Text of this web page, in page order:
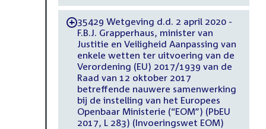
-35429 Wetgeving d.d. 2 april 2020 -
F.B.J. Grapperhaus, minister van
Justitie en Veiligheid Aanpassing van
enkele wetten ter uitvoering van de
Verordening (EU) 2017/1939 van de
Raad van 12 oktober 2017
betreffende nauwere samenwerking
bij de instelling van het Europees
Openbaar Ministerie (“EOM”) (PbEU
2017, L 283) (Invoeringswet EOM)